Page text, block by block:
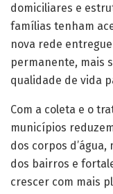
domiciliares e
famílias tenham
nova rede
permanente, mais
qualidade de vida
Com a coleta e o
municípios
dos corpos
dos bairros e
crescer com mais